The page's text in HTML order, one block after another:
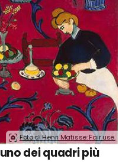
Foto di Henri Matisse: Fair use.
uno dei quadri più